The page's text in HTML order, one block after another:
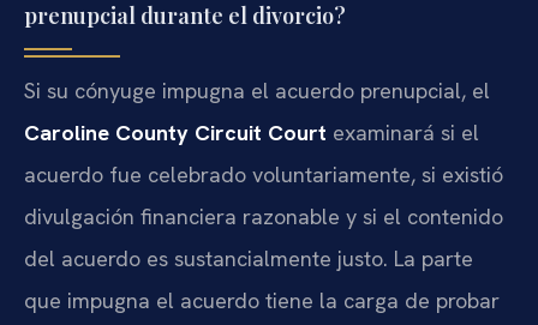
prenupcial durante el divorcio?
Si su cónyuge impugna el acuerdo prenupcial, el
Caroline County Circuit Court examinará si el
acuerdo fue celebrado voluntariamente, si existió
divulgación financiera razonable y si el contenido
del acuerdo es sustancialmente justo. La parte
que impugna el acuerdo tiene la carga de probar